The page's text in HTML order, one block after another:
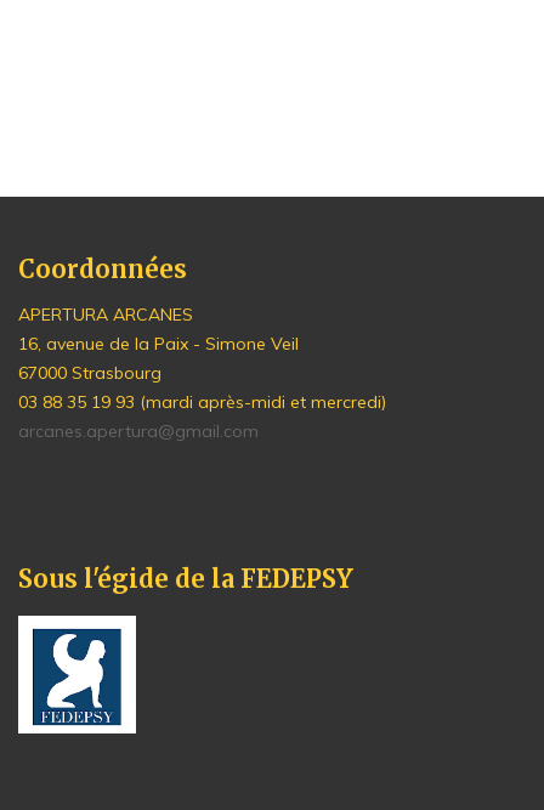
Coordonnées
APERTURA ARCANES
16, avenue de la Paix - Simone Veil
67000 Strasbourg
03 88 35 19 93 (mardi après-midi et mercredi)
arcanes.apertura@gmail.com
Sous l'égide de la FEDEPSY